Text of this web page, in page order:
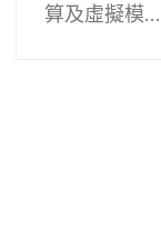
算及虛擬模...